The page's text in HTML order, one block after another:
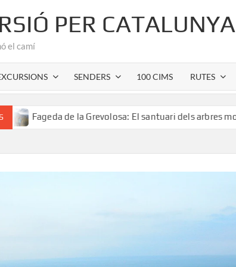
PER CATALUNYA
el camí
SENDERS 100 CIMS RUTES
de la Grevolosa: El santuari dels arbres monumentals